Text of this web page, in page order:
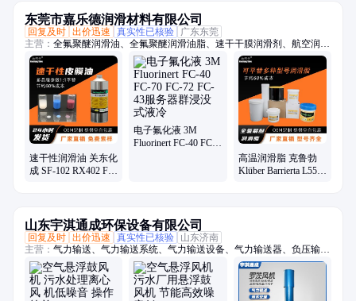
东莞市嘉乐德润滑材料有限公司
回复及时 出价迅速 真实性已核验
广东东莞
主营： 全氟聚醚润滑油、全氟聚醚润滑油脂、速干干膜润滑剂、航空润滑
油脂、-70至1400度润滑油脂、轴承润滑油脂、齿轮润滑油脂、螺丝螺栓
润滑油脂、抗咬合防卡剂、高真空密封硅脂、电子氟化冷却液、疏水涂层
涂料、一比一平替进口品牌系列油脂
速干性润滑油 关东化
成 SF-102 RX402 FL-
电子氟化液 3M
Fluorinert FC-40 FC-
高温润滑脂 克鲁勃
Klüber Barrierta L55/2
山东宇淇通成环保设备有限公司
回复及时 出价迅速 真实性已核验
山东济南
主营： 气力输送、气力输送系统、气力输送设备、气力输送器、负压输
送、物料输送、旋转供料器、供料阀、AV泵、仓泵、罗茨风机、罗次鼓
风机、空气悬浮鼓风机、磁悬浮鼓风机、空浮风机、三叶罗茨鼓风机、曝
气风机、气力输送风机、粉煤灰输送设备、粉体输送系统、粉料输送泵、